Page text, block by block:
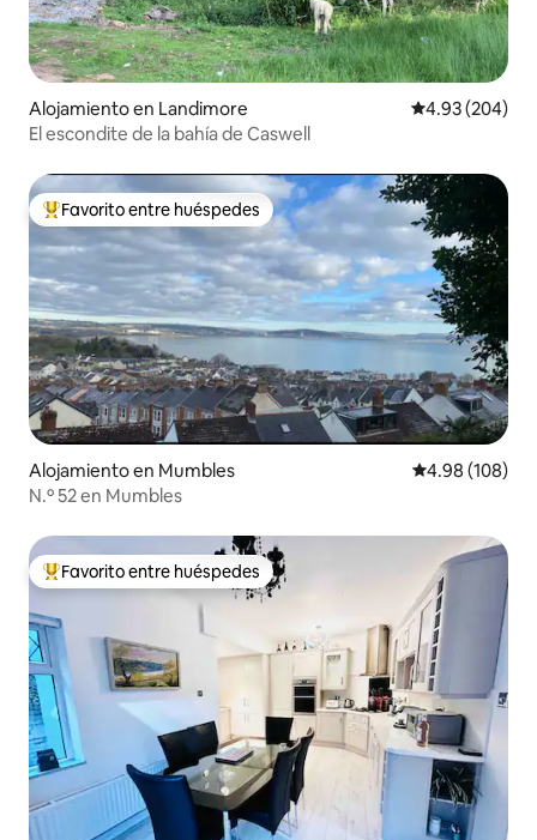
Alojamiento en Landimore Calificación
4.93 (204)
El escondite de la bahía de Caswell
Favorito entre huéspedes preferido
Favorito entre huéspedes
Alojamiento en Mumbles Calificación
4.98 (108)
N.º 52 en Mumbles
Favorito entre huéspedes preferido
Favorito entre huéspedes